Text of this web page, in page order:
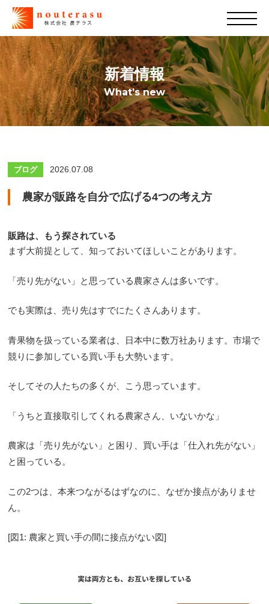
新着情報
What’s new
ブログ 2026.07.08
農家が販路を自分で広げる4つの考え方
販路は、もう探されている
まず大前提として、知っておいてほしいことがあります。
「売り先がない」と思っている農家さんは多いです。
でも実際は、売り先はすでにたくさんあります。
青果物を扱っている業者は、日本中に数万社あります。市場で
競りに参加している買い手も大勢います。
そしてその人たちの多くが、こう思っています。
「うちと直接取引してくれる農家さん、いないかな」
農家は「売り先がない」と困り、買い手は「仕入れ先がない」
と困っている。
この2つは、本来つながるはずなのに、なぜか接点がありませ
ん。
[図1: 農家と買い手の間に接点がない図]